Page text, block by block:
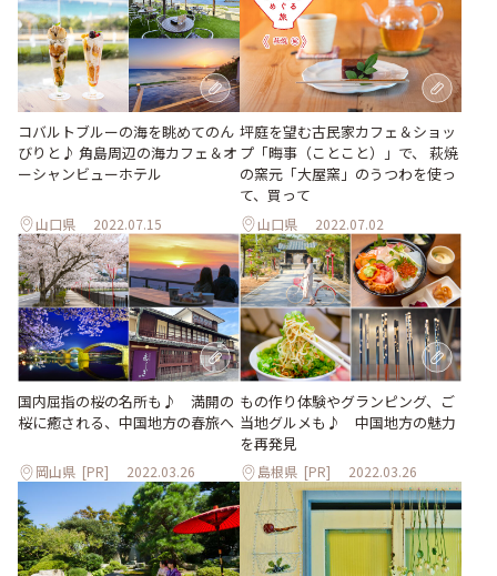
コバルトブルーの海を眺めてのん
びりと♪ 角島周辺の海カフェ＆オ
ーシャンビューホテル
山口県 2022.07.15
坪庭を望む古民家カフェ＆ショッ
プ「晦事（ことこと）」で、 萩焼
の窯元「大屋窯」のうつわを使っ
て、買って
山口県 2022.07.02
国内屈指の桜の名所も♪ 満開の
桜に癒される、中国地方の春旅へ
岡山県 [PR] 2022.03.26
もの作り体験やグランピング、ご
当地グルメも♪ 中国地方の魅力
を再発見
島根県 [PR] 2022.03.26